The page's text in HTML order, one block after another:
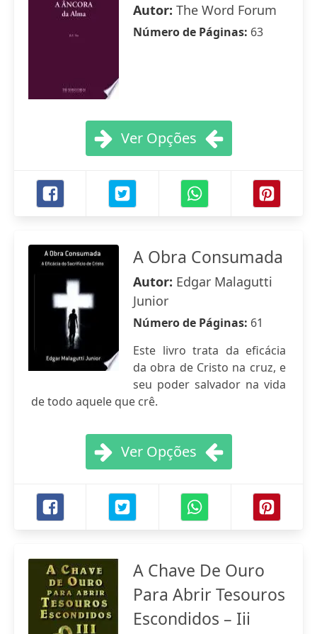
Autor: The Word Forum
Número de Páginas: 63
Ver Opções
A Obra Consumada
Autor: Edgar Malagutti
Junior
Número de Páginas: 61
Este livro trata da eficácia
da obra de Cristo na cruz, e
seu poder salvador na vida
de todo aquele que crê.
Ver Opções
A Chave De Ouro
Para Abrir Tesouros
Escondidos – Iii